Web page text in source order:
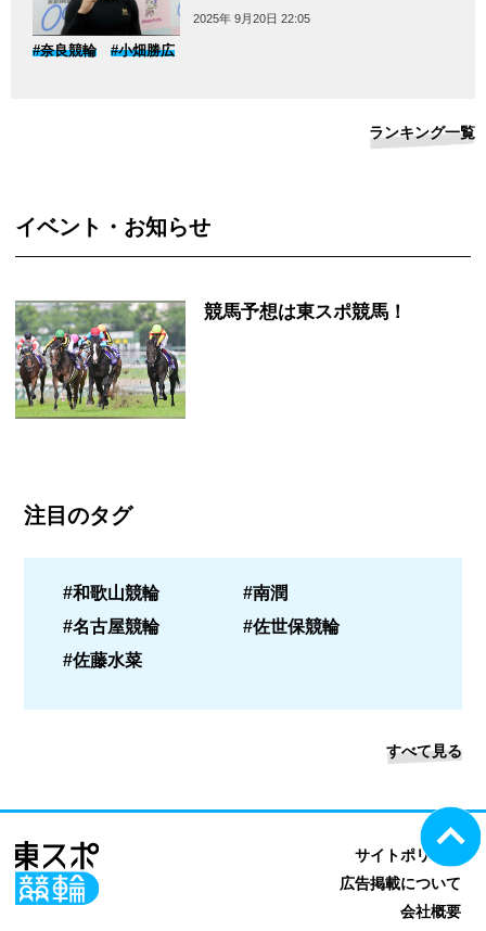
2025年 9月20日 22:05
#奈良競輪 #小畑勝広
ランキング一覧
イベント・お知らせ
競馬予想は東スポ競馬！
注目のタグ
#和歌山競輪
#南潤
#名古屋競輪
#佐世保競輪
#佐藤水菜
すべて見る
サイトポリシー
広告掲載について
会社概要